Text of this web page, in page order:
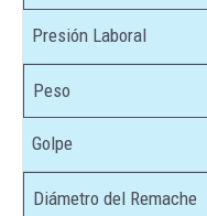
Presión Laboral
Peso
Golpe
Diámetro del Remache